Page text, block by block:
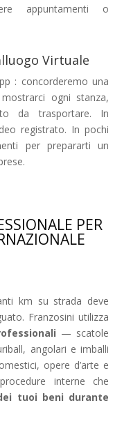
appuntamenti o
Virtuale
: concorderemo una
ogni stanza,
da trasportare. In
registrato. In pochi
per prepararti un
PER
km su strada deve
Franzosini utilizza
— scatole
angolari e imballi
opere d’arte e
interne che
tuoi beni durante